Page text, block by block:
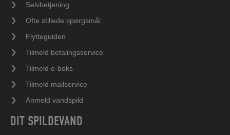
Selvbetjening
Ofte stillede spørgsmål
Flytteguiden
Tilmeld betalingsservice
Tilmeld e-boks
Tilmeld mailservice
Anmeld vandspild
DIT SPILDEVAND